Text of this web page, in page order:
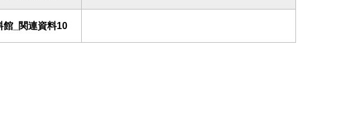
館_関連資料10